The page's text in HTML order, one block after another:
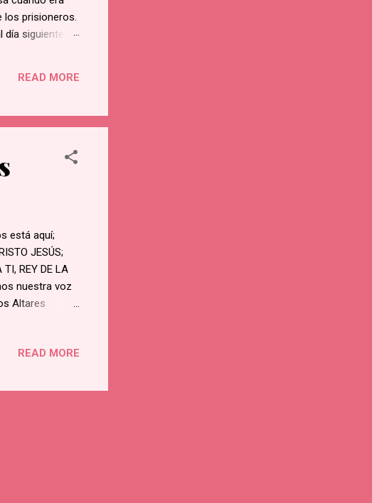
los prisioneros.
siguiente
la aldea de
prisionero en
READ MORE
está aquí;
JESÚS;
TI, REY DE LA
nuestra voz
Altares
igual; prenda
autor de
READ MORE